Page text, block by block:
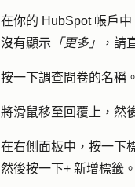
在你的 HubSpot 帳戶中
沒有顯示 「更多」 ，請
按一下調查問卷的名稱。
將滑鼠移至 回覆 上，然
在右側面板中，按一下
然後按一下+ 新增標籤 。